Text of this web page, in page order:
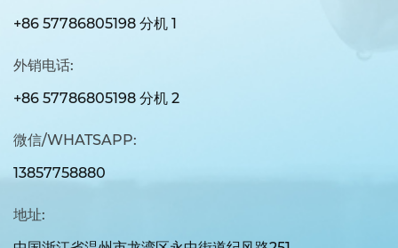
+86 57786805198 分机 1
外销电话:
+86 57786805198 分机 2
微信/WHATSAPP:
13857758880
地址: